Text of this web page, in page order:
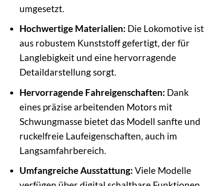
umgesetzt.
Hochwertige Materialien: Die Lokomotive ist
aus robustem Kunststoff gefertigt, der für
Langlebigkeit und eine hervorragende
Detaildarstellung sorgt.
Hervorragende Fahreigenschaften: Dank
eines präzise arbeitenden Motors mit
Schwungmasse bietet das Modell sanfte und
ruckelfreie Laufeigenschaften, auch im
Langsamfahrbereich.
Umfangreiche Ausstattung: Viele Modelle